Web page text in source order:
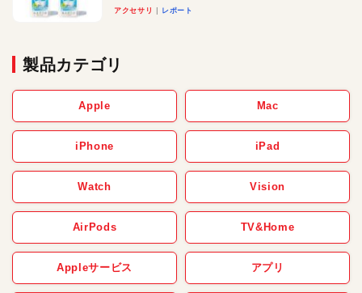
アクセサリ レポート
製品カテゴリ
Apple Mac
iPhone iPad
Watch Vision
AirPods TV&Home
Appleサービス アプリ